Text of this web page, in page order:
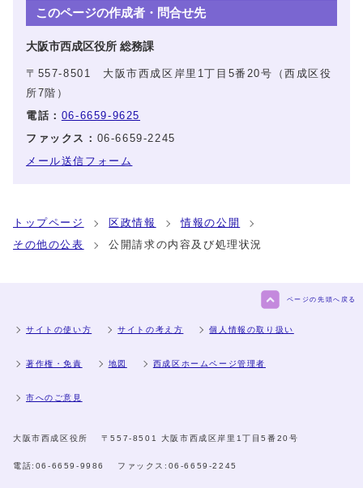
このページの作成者・問合せ先
大阪市西成区役所 総務課
〒557-8501 大阪市西成区岸里1丁目5番20号（西成区役
所7階）
電話： 06-6659-9625
ファックス： 06-6659-2245
メール送信フォーム
トップページ 区政情報
情報の公開
その他の公表
公開請求の内容及び処理状況
ページの先頭へ戻る
サイトの使い方 サイトの考え方 個人情報の取り扱い
著作権・免責 地図 西成区ホームページ管理者
市へのご意見
大阪市西成区役所 〒557-8501 大阪市西成区岸里1丁目5番20号
電話: 06-6659-9986 ファックス: 06-6659-2245